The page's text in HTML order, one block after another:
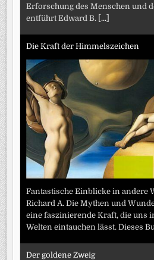
Erforschung des Menschen und
entführt Edward B. [...]
Die Kraft der Himmelszeichen
Fantastische Einblicke in andere
Richard A. Die Mythen und
eine faszinierende Kraft, die uns
Welten eintauchen lässt. Dieses
Der goldene Zweig